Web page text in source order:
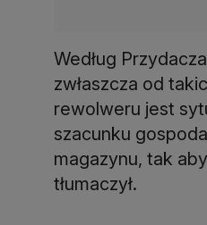
Według
zwłaszcza od
rewolweru jest
szacunku
magazynu, tak
tłumaczył.